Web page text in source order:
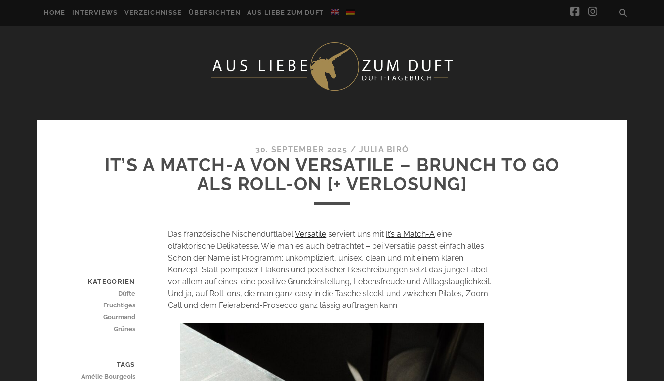
HOME INTERVIEWS VERZEICHNISSE ÜBERSICHTEN AUS LIEBE ZUM DUFT facebook
instagram
30. SEPTEMBER 2025 / JULIA BIRÓ
IT’S A MATCH-A VON VERSATILE – BRUNCH TO GO
ALS ROLL-ON [+ VERLOSUNG]
Das französische NischenduftlabelVersatile serviert uns mit It’s a Match-A eine
olfaktorische Delikatesse. Wie man es auch betrachtet – bei Versatile passt einfach alles.
Schon der Name ist Programm: unkompliziert, unisex, clean und mit einem klaren
Konzept. Statt pompöser Flakons und poetischer Beschreibungen setzt das junge Label
vor allem auf eines: eine positive Grundeinstellung, Lebensfreude und Alltagstauglichkeit.
Und ja, auf Roll-ons, die man ganz easy in die Tasche steckt und zwischen Pilates, Zoom-
Call und dem Feierabend-Prosecco ganz lässig auftragen kann.
KATEGORIEN
Düfte
Fruchtiges
Gourmand
Grünes
TAGS
Amélie Bourgeois